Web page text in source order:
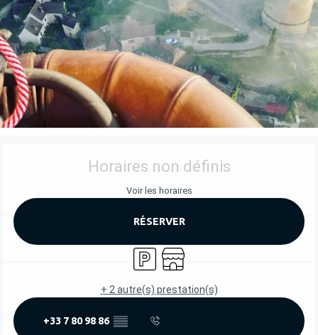
OUVERTURE ET COORDONNÉES
Horaires non définis
Voir les horaires
RÉSERVER
ParkingBoutique
+ 2 autre(s) prestation(s)
+33 7 80 98 86 ▒▒